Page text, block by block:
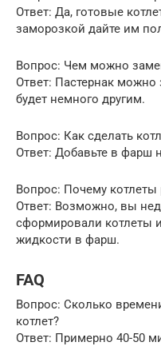
Ответ: Да, готовые
заморозкой дайте им
Вопрос: Чем можно
Ответ: Пастернак
будет немного другим.
Вопрос: Как сделать
Ответ: Добавьте в фарш
Вопрос: Почему котлеты
Ответ: Возможно, вы
сформировали котлеты
жидкости в фарш.
FAQ
Вопрос: Сколько
котлет?
Ответ: Примерно 40-50